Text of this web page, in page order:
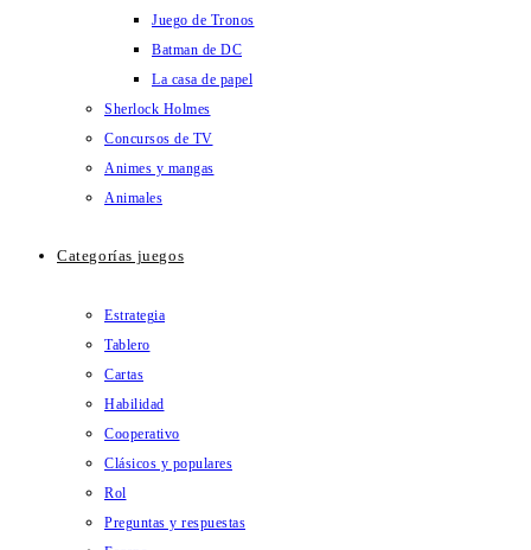
Juego de Tronos
Batman de DC
La casa de papel
Sherlock Holmes
Concursos de TV
Animes y mangas
Animales
Categorías juegos
Estrategia
Tablero
Cartas
Habilidad
Cooperativo
Clásicos y populares
Rol
Preguntas y respuestas